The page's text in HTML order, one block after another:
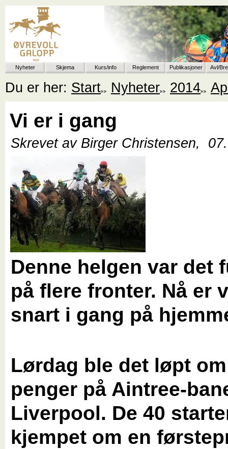
Nyheter Skjema Kurs/info Reglement Publikasjoner Avl/
Du er her: Start Nyheter 2014
Vi er i gang
Skrevet av Birger Christensen,
Denne helgen var det
på flere fronter. Nå er
snart i gang på
Lørdag ble det løpt
penger på Aintree-
Liverpool. De 40
kjempet om en